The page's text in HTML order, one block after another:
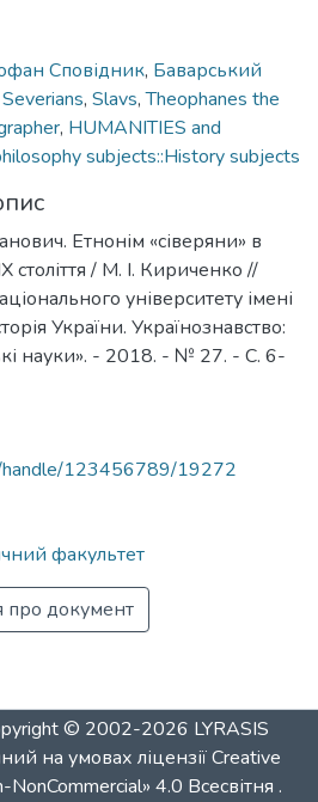
Сповідник, Баварський
Severians, Slavs,Theophanes the
, HUMANITIES and
subjects::History subjects
Етнонім «сіверяни» в
/ М. І. Кириченко //
університету імені
України. Українознавство:
науки». - 2018. - № 27. - С. 6-
handle/123456789/19272
факультет
про документ
© 2002-2026 LYRASIS
на умовах ліцензіїCreative
4.0 Всесвітня .